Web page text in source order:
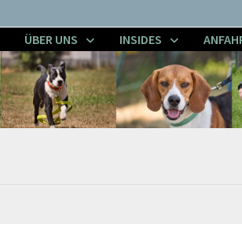
ÜBER UNS INSIDES